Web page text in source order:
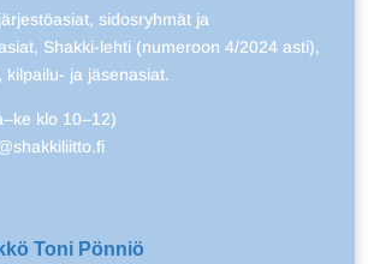
sidosryhmät ja
Shakki-lehti (numeroon 4/2024 asti),
kilpailu- ja jäsenasiat.
klo 10–12)
Toni Pönniö